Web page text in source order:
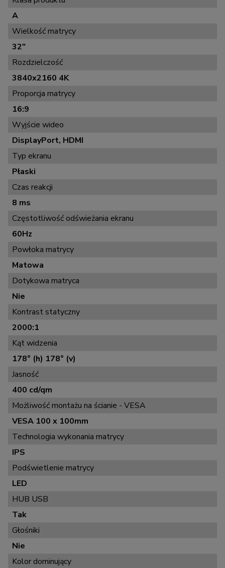
A
Wielkość matrycy
32"
Rozdzielczość
3840x2160 4K
Proporcja matrycy
16:9
Wyjście wideo
DisplayPort, HDMI
Typ ekranu
Płaski
Czas reakcji
8 ms
Częstotliwość odświeżania ekranu
60Hz
Powłoka matrycy
Matowa
Dotykowa matryca
Nie
Kontrast statyczny
2000:1
Kąt widzenia
178° (h) 178° (v)
Jasność
400 cd/qm
Możliwość montażu na ścianie - VESA
VESA 100 x 100mm
Technologia wykonania matrycy
IPS
Podświetlenie matrycy
LED
HUB USB
Tak
Głośniki
Nie
Kolor dominujący